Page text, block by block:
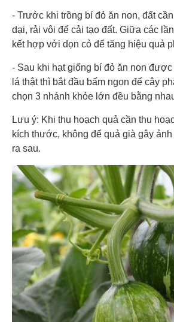
- Trước khi trồng bí đỏ ăn non, đất
dại, rải vôi để cải tạo đất. Giữa các
kết hợp với dọn cỏ để tăng hiệu quả
- Sau khi hạt giống bí đỏ ăn non
lá thật thì bắt đầu bấm ngọn để cây
chọn 3 nhánh khỏe lớn đều bằng
Lưu ý: Khi thu hoạch quả cần thu
kích thước, không để quả già gây
ra sau.